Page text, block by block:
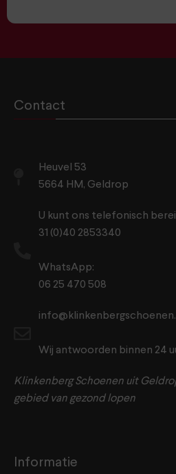
Contact
Heuvel 53
5664 HM, Geldrop
U kunt ons telefonisch
31 (0)40 2853340
WhatsApp:
06 25 470 508
Wij antwoorden binnen 24
Klinkenberg Schoenen uit
gebied van gezond lopen
Informatie